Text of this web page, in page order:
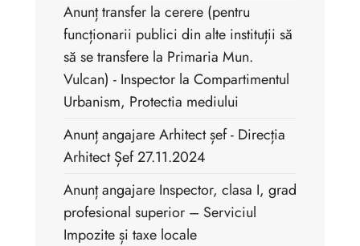
Anunț transfer la cerere (pentru
funcționarii publici din alte instituții să
să se transfere la Primaria Mun.
Vulcan) - Inspector la Compartimentul
Urbanism, Protectia mediului
Anunț angajare Arhitect șef - Direcția
Arhitect Șef 27.11.2024
Anunț angajare Inspector, clasa I, grad
profesional superior – Serviciul
Impozite și taxe locale